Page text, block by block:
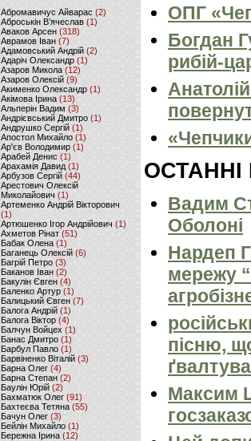
Абромавичус Айварас (2)
Аброськін В’ячеслав(1)
Аваков Арсен (318)
Аврамов Іван (7)
Адамовський Андрій(2)
Адаріч Олександр (1)
Азаров Микола (12)
Азаров Олексій (9)
Акименко Олександр(1)
Акімова Ірина(13)
Альперін Вадим (3)
Андрієвський Дмитро(1)
Андрушко Сергій(1)
Апостол Михайло(1)
Ар'єв Володимир (1)
Арабей Денис(1)
Арахамія Давид (1)
Арбузов Сергій (44)
Арестович Олексій
Миколайович(1)
Артеменко Андрій Вікторович
(1)
Артюшенко Ігор Андрійович(1)
Ахметов Рінат(51)
Бабак Олена(1)
Баганець Олексій(6)
Багрій Петро (3)
Баканов Іван(2)
Бакулін Євген (4)
Баленко Артур(1)
Балицький Євген(7)
Балога Андрій (1)
Балога Віктор (4)
Балчун Войцех (1)
Банас Дмитро (1)
Барбул Павло(1)
Барвіненко Віталій(3)
Барна Олег (4)
Барна Степан (2)
Баулін Юрій (2)
Бахматюк Олег (91)
Бахтеєва Тетяна(55)
Бачун Олег (3)
Бейлін Михайло (1)
Бережна Ірина(12)
ОПГ
Богдан
рибій-
ОСТАННІ
Вадим
Оболоні
Нардеп
мережу
пісню,
Максим